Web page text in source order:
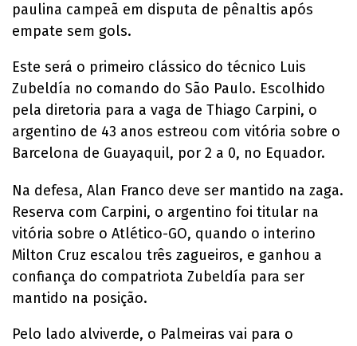
paulina campeã em disputa de pênaltis após
empate sem gols.
Este será o primeiro clássico do técnico Luis
Zubeldía no comando do São Paulo. Escolhido
pela diretoria para a vaga de Thiago Carpini, o
argentino de 43 anos estreou com vitória sobre o
Barcelona de Guayaquil, por 2 a 0, no Equador.
Na defesa, Alan Franco deve ser mantido na zaga.
Reserva com Carpini, o argentino foi titular na
vitória sobre o Atlético-GO, quando o interino
Milton Cruz escalou três zagueiros, e ganhou a
confiança do compatriota Zubeldía para ser
mantido na posição.
Pelo lado alviverde, o Palmeiras vai para o